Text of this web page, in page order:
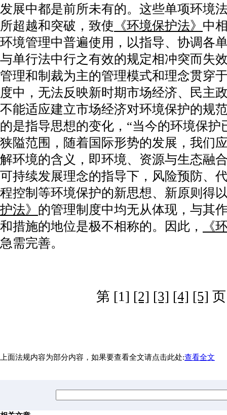
发展中都是前所未有的。这些单项环境
所超越和突破，致使 《环境保护法》 中
环境管理中普遍使用，以指导、协调各
与单行法中行之有效的规定相冲突而失
管理和制裁为主的管理模式和理念贯穿
度中，无法反映新时期市场经济、民主
不能适应建立市场经济对环境保护的规
的是指导思想的变化，“当今的环境保
狭隘范围，随着国际形势的发展，我们
解环境的含义，即环境、资源与生态
可持续发展理念的指导下，风险预防、
程控制等环境保护的新思想、新原则得
护法》 的管理制度中均无从体现，与其
和措施的地位是极不相称的。因此，
《
急需完善。
第 [1] [2] [3] [4] [5]
上面法规内容为部分内容，如果要查看全文请点击此处:查看全文